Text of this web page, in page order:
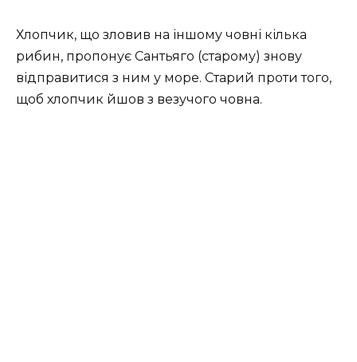
Хлопчик, що зловив на іншому човні кілька
рибин, пропонує Сантьяго (старому) знову
відправитися з ним у море. Старий проти того,
щоб хлопчик йшов з везучого човна.